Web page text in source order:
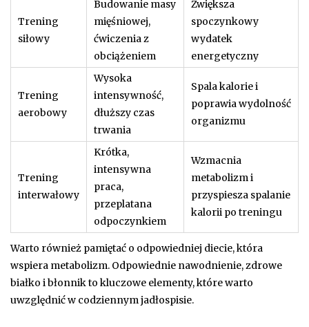
Trening
siłowy
Budowanie masy
mięśniowej,
ćwiczenia z
obciążeniem
Zwiększa
spoczynkowy
wydatek
energetyczny
Trening
aerobowy
Wysoka
intensywność,
dłuższy czas
trwania
Spala kalorie i
poprawia wydolność
organizmu
Trening
interwałowy
Krótka,
intensywna
praca,
przeplatana
odpoczynkiem
Wzmacnia
metabolizm i
przyspiesza spalanie
kalorii po treningu
Warto również pamiętać o odpowiedniej diecie, która
wspiera metabolizm. Odpowiednie nawodnienie, zdrowe
białko i błonnik to kluczowe elementy, które warto
uwzględnić w codziennym jadłospisie.